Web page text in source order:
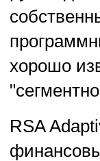
хорошо
RSA